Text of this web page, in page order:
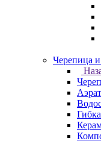
Черепица